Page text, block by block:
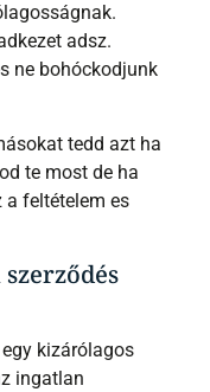
adsz.
ne bohóckodjunk
tedd azt ha
te most de ha
a feltételem es
kizárólagos
ingatlan